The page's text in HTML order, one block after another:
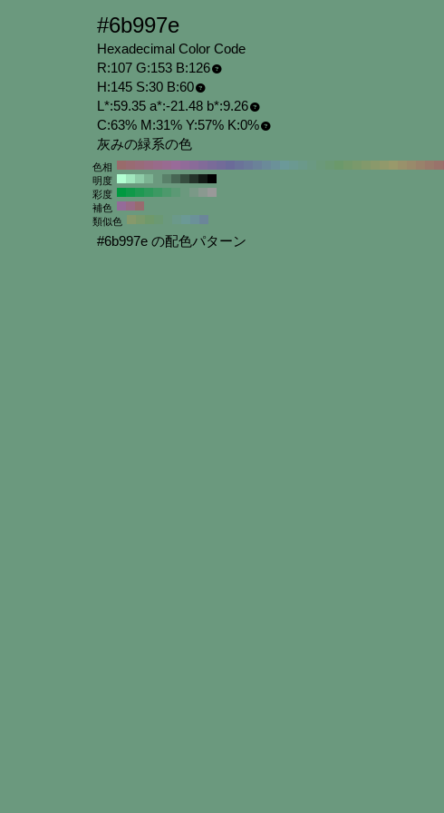
#6b997e
Hexadecimal Color Code
R:107 G:153 B:126
H:145 S:30 B:60
L*:59.35 a*:-21.48 b*:9.26
C:63% M:31% Y:57% K:0%
灰みの緑系の色
色相
明度
彩度
補色
類似色
#6b997e の配色パターン